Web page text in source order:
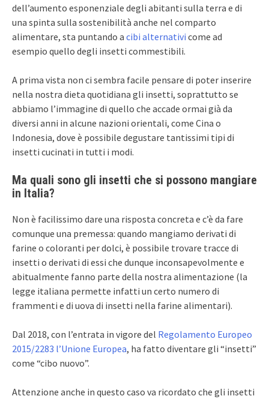
dell’aumento esponenziale degli abitanti sulla terra e di
una spinta sulla sostenibilità anche nel comparto
alimentare, sta puntando a cibi alternativi come ad
esempio quello degli insetti commestibili.
A prima vista non ci sembra facile pensare di poter inserire
nella nostra dieta quotidiana gli insetti, soprattutto se
abbiamo l’immagine di quello che accade ormai già da
diversi anni in alcune nazioni orientali, come Cina o
Indonesia, dove è possibile degustare tantissimi tipi di
insetti cucinati in tutti i modi.
Ma quali sono gli insetti che si possono mangiare
in Italia?
Non è facilissimo dare una risposta concreta e c’è da fare
comunque una premessa: quando mangiamo derivati di
farine o coloranti per dolci, è possibile trovare tracce di
insetti o derivati di essi che dunque inconsapevolmente e
abitualmente fanno parte della nostra alimentazione (la
legge italiana permette infatti un certo numero di
frammenti e di uova di insetti nella farine alimentari).
Dal 2018, con l’entrata in vigore del Regolamento Europeo
2015/2283 l’Unione Europea, ha fatto diventare gli “insetti”
come “cibo nuovo”.
Attenzione anche in questo caso va ricordato che gli insetti